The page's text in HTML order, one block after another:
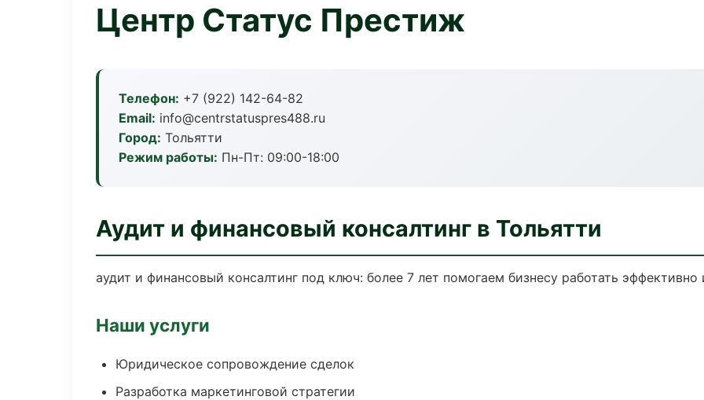
Центр Статус Престиж
Телефон: +7 (922) 142-64-82
Email: info@centrstatuspres488.ru
Город: Тольятти
Режим работы: Пн-Пт: 09:00-18:00
Аудит и финансовый консалтинг в Тольятти
аудит и финансовый консалтинг под ключ: более 7 лет помогаем бизнесу работать эффективно
Наши услуги
Юридическое сопровождение сделок
Разработка маркетинговой стратегии